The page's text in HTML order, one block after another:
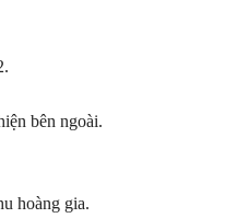
bên ngoài.
hoàng gia.